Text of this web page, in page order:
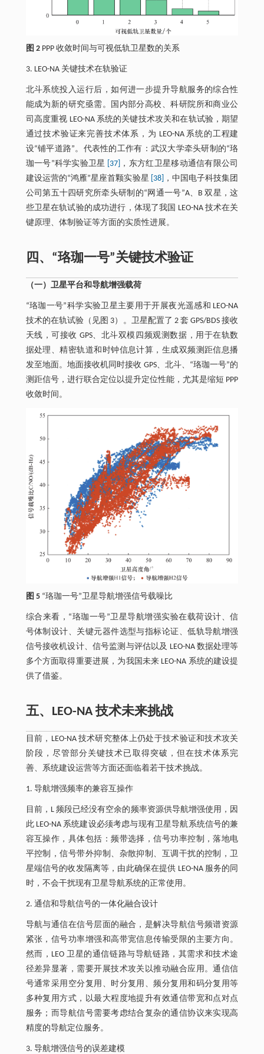
图 2 PPP 收敛时间与可视低轨卫星数的关系
3. LEO-NA 关键技术在轨验证
北斗系统投入运行后，如何进一步提升导航服务的综合性
能成为新的研究亟需。国内部分高校、科研院所和商业公
司高度重视 LEO-NA 系统的关键技术攻关和在轨试验，期望
通过技术验证来完善技术体系，为 LEO-NA 系统的工程建
设“铺平道路”。代表性的工作有：武汉大学牵头研制的“珞
珈一号”科学实验卫星
[37]
，东方红卫星移动通信有限公司
建设运营的“鸿雁”星座首颗实验星 [38]
，中国电子科技集团
公司第五十四研究所牵头研制的“网通一号”A、B 双星，这
些卫星在轨试验的成功进行，体现了我国 LEO-NA 技术在关
键原理、体制验证等方面的实质性进展。
四、“珞珈一号”关键技术验证
（一）卫星平台和导航增强载荷
“珞珈一号”科学实验卫星主要用于开展夜光遥感和 LEO-NA
技术的在轨试验（见图 3）。卫星配置了 2 套 GPS/BDS 接收
天线，可接收 GPS、北斗双模四频观测数据，用于在轨数
据处理、精密轨道和时钟信息计算，生成双频测距信息播
发至地面。地面接收机同时接收 GPS、北斗、“珞珈一号”的
测距信号，进行联合定位以提升定位性能，尤其是缩短 PPP
收敛时间。
图 5“珞珈一号”卫星导航增强信号载噪比
综合来看，“珞珈一号”卫星导航增强实验在载荷设计、信
号体制设计、关键元器件选型与指标论证、低轨导航增强
信号接收机设计、信号监测与评估以及 LEO-NA 数据处理等
多个方面取得重要进展，为我国未来 LEO-NA 系统的建设提
供了借鉴。
五、LEO-NA 技术未来挑战
目前，LEO-NA 技术研究整体上仍处于技术验证和技术攻关
阶段，尽管部分关键技术已取得突破，但在技术体系完
善、系统建设运营等方面还面临着若干技术挑战。
1. 导航增强频率的兼容互操作
目前，L 频段已经没有空余的频率资源供导航增强使用，因
此 LEO-NA 系统建设必须考虑与现有卫星导航系统信号的兼
容互操作，具体包括：频带选择，信号功率控制，落地电
平控制，信号带外抑制、杂散抑制、互调干扰的控制，卫
星端信号的收发隔离等，由此确保在提供 LEO-NA 服务的同
时，不会干扰现有卫星导航系统的正常使用。
2. 通信和导航信号的一体化融合设计
导航与通信在信号层面的融合，是解决导航信号频谱资源
紧张，信号功率增强和高带宽信息传输受限的主要方向。
然而，LEO 卫星的通信链路与导航链路，其需求和技术途
径差异显著，需要开展技术攻关以推动融合应用。通信信
号通常采用空分复用、时分复用、频分复用和码分复用等
多种复用方式，以最大程度地提升有效通信带宽和点对点
服务；而导航信号需要考虑结合复杂的通信协议来实现高
精度的导航定位服务。
3. 导航增强信号的误差建模